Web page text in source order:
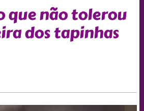
que não tolerou
dos tapinhas